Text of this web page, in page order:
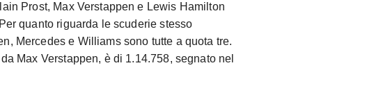
Prost, Max Verstappen e Lewis Hamilton
quanto riguarda le scuderie stesso
Mercedes e Williams sono tutte a quota tre.
Max Verstappen, è di 1.14.758, segnato nel